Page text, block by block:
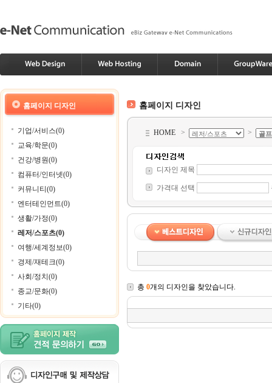
홈페이지 디자인
기업/서비스(0)
교육/학문(0)
건강/병원(0)
컴퓨터/인터넷(0)
커뮤니티(0)
엔터테인먼트(0)
생활/가정(0)
레저/스포츠(0)
여행/세계정보(0)
경제/재테크(0)
사회/정치(0)
종교/문화(0)
기타(0)
홈페이지 디자인
HOME > >
디자인 제목
가격대 선택
총 0개의 디자인을 찾았습니다.